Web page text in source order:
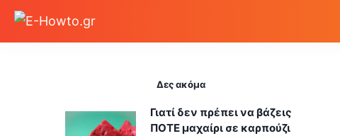
Δες ακόμα
Γιατί δεν πρέπει να βάζεις
ΠΟΤΕ μαχαίρι σε καρπούζι